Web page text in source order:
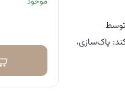
پاک‌سازی،